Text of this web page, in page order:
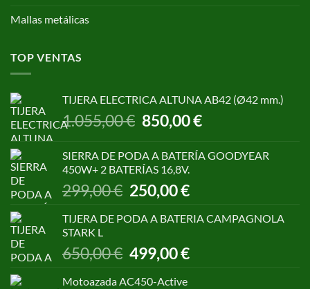
Mallas metálicas
TOP VENTAS
TIJERA ELECTRICA ALTUNA AB42 (Ø42 mm.)
1.055,00€ El
precio
era:
1.055,00 €.
850,00€El
es:
SIERRA DE PODA A BATERÍA GOODYEAR
450W+ 2 BATERÍAS 16,8V.
299,00€ El
precio
original
299,00 €.
250,00€El
actual
250,00 €.
TIJERA DE PODA A BATERIA CAMPAGNOLA
STARK L
650,00€
El
precio
original
499,00€El
Motoazada AC450-Active